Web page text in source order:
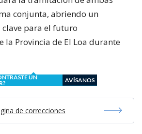
conjunta, abriendo un
para el futuro
la Provincia de El Loa durante
UN
AVÍSANOS
de correcciones